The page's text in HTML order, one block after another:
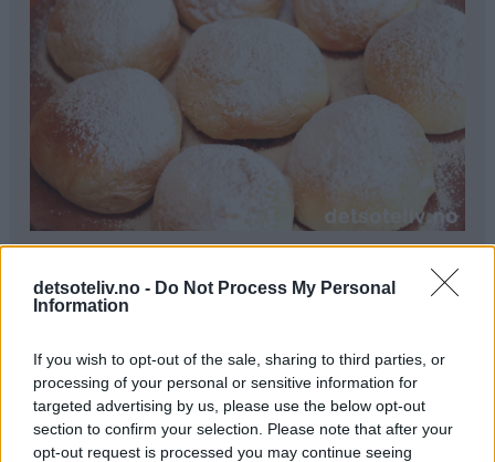
detsoteliv.no - Do Not Process My Personal
Information
If you wish to opt-out of the sale, sharing to third parties, or
processing of your personal or sensitive information for
targeted advertising by us, please use the below opt-out
section to confirm your selection. Please note that after your
opt-out request is processed you may continue seeing
1 liter melk
250 g melis
100 g gjær
0,5 ts kardemomme
1,5 kg hvetemel